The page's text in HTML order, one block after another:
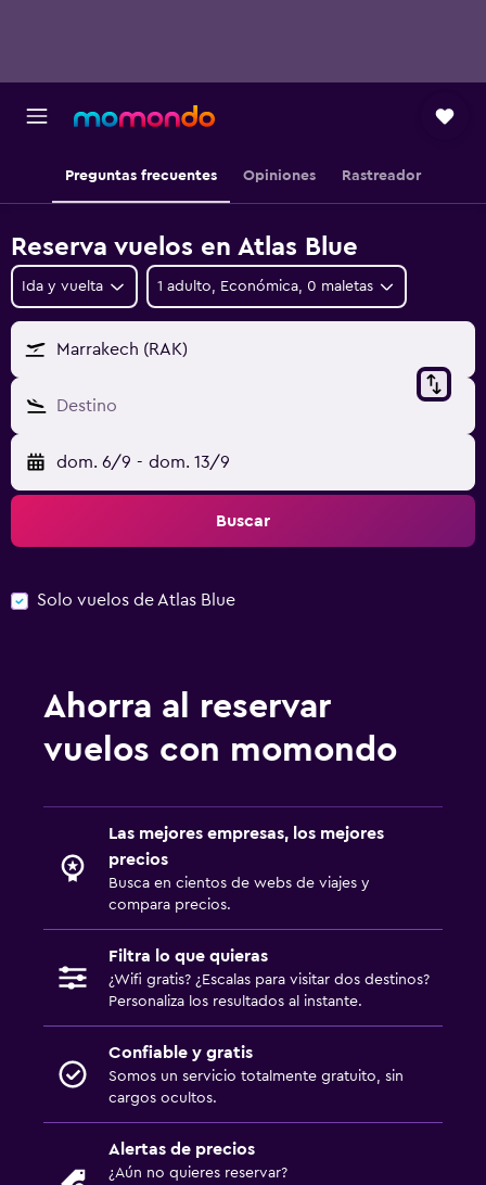
Preguntas frecuentes Opiniones Rastreador
Reserva vuelos en Atlas Blue
Ida y vuelta 1 adulto, Económica, 0 maletas
Marrakech (RAK)
Destino
dom. 6/9 - dom. 13/9
Buscar
Solo vuelos de Atlas Blue
Ahorra al reservar
vuelos con momondo
Las mejores empresas, los mejores
precios
Busca en cientos de webs de viajes y
compara precios.
Filtra lo que quieras
¿Wifi gratis? ¿Escalas para visitar dos destinos?
Personaliza los resultados al instante.
Confiable y gratis
Somos un servicio totalmente gratuito, sin
cargos ocultos.
Alertas de precios
¿Aún no quieres reservar?